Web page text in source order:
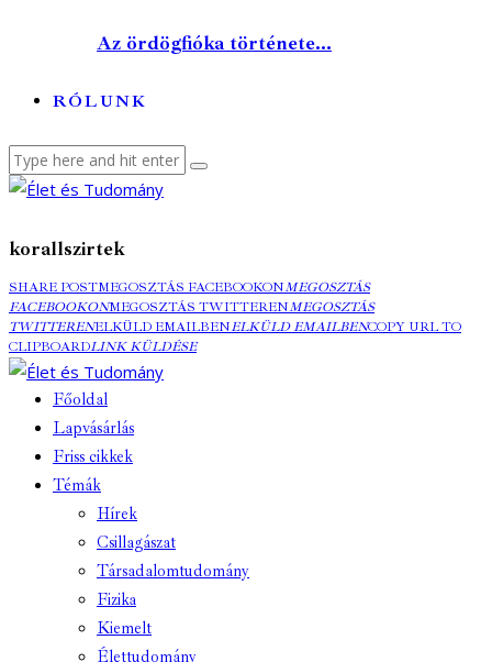
Az ördögfióka története...
RÓLUNK
korallszirtek
SHARE POSTMEGOSZTÁS FACEBOOKONMEGOSZTÁS
FACEBOOKONMEGOSZTÁS TWITTERENMEGOSZTÁS
TWITTERENELKÜLD EMAILBENELKÜLD EMAILBENCOPY URL TO
CLIPBOARDLINK KÜLDÉSE
Főoldal
Lapvásárlás
Friss cikkek
Témák
Hírek
Csillagászat
Társadalomtudomány
Fizika
Kiemelt
Élettudomány